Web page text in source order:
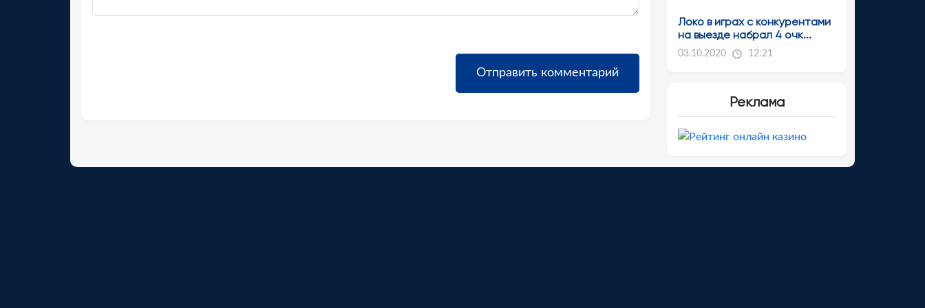
Локо в играх с конкурентами
на выезде набрал 4 очк...
03.10.2020 12:21
Реклама